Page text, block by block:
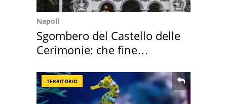
Napoli
Sgombero del Castello delle
Cerimonie: che fine
TERRITORIO